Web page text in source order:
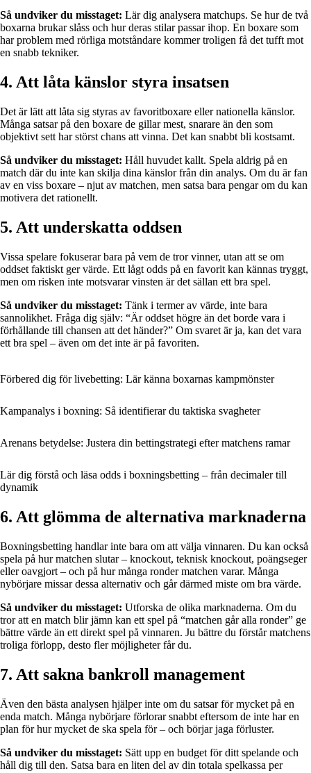
Så undviker du misstaget: Lär dig analysera matchups. Se hur de två
boxarna brukar slåss och hur deras stilar passar ihop. En boxare som
har problem med rörliga motståndare kommer troligen få det tufft mot
en snabb tekniker.
4. Att låta känslor styra insatsen
Det är lätt att låta sig styras av favoritboxare eller nationella känslor.
Många satsar på den boxare de gillar mest, snarare än den som
objektivt sett har störst chans att vinna. Det kan snabbt bli kostsamt.
Så undviker du misstaget: Håll huvudet kallt. Spela aldrig på en
match där du inte kan skilja dina känslor från din analys. Om du är fan
av en viss boxare – njut av matchen, men satsa bara pengar om du kan
motivera det rationellt.
5. Att underskatta oddsen
Vissa spelare fokuserar bara på vem de tror vinner, utan att se om
oddset faktiskt ger värde. Ett lågt odds på en favorit kan kännas tryggt,
men om risken inte motsvarar vinsten är det sällan ett bra spel.
Så undviker du misstaget: Tänk i termer av värde, inte bara
sannolikhet. Fråga dig själv: “Är oddset högre än det borde vara i
förhållande till chansen att det händer?” Om svaret är ja, kan det vara
ett bra spel – även om det inte är på favoriten.
Förbered dig för livebetting: Lär känna boxarnas kampmönster
Kampanalys i boxning: Så identifierar du taktiska svagheter
Arenans betydelse: Justera din bettingstrategi efter matchens ramar
Lär dig förstå och läsa odds i boxningsbetting – från decimaler till
dynamik
6. Att glömma de alternativa marknaderna
Boxningsbetting handlar inte bara om att välja vinnaren. Du kan också
spela på hur matchen slutar – knockout, teknisk knockout, poängseger
eller oavgjort – och på hur många ronder matchen varar. Många
nybörjare missar dessa alternativ och går därmed miste om bra värde.
Så undviker du misstaget: Utforska de olika marknaderna. Om du
tror att en match blir jämn kan ett spel på “matchen går alla ronder” ge
bättre värde än ett direkt spel på vinnaren. Ju bättre du förstår matchens
troliga förlopp, desto fler möjligheter får du.
7. Att sakna bankroll management
Även den bästa analysen hjälper inte om du satsar för mycket på en
enda match. Många nybörjare förlorar snabbt eftersom de inte har en
plan för hur mycket de ska spela för – och börjar jaga förluster.
Så undviker du misstaget: Sätt upp en budget för ditt spelande och
håll dig till den. Satsa bara en liten del av din totala spelkassa per